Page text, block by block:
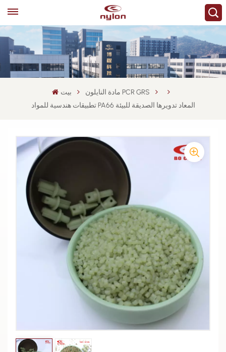
بيت
مادة النايلون PCR GRS
تطبيقات هندسية للمواد PA66 المعاد تدويرها الصديقة للبيئة